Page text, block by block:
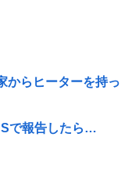
からヒーターを持っ
で報告したら…